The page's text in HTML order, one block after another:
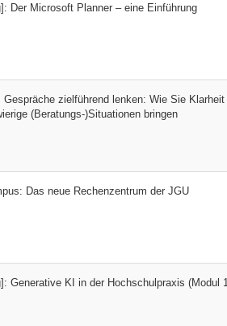
Der Microsoft Planner – eine Einführung
Gespräche zielführend lenken: Wie Sie Klarheit
(Beratungs-)Situationen bringen
Das neue Rechenzentrum der JGU
Generative KI in der Hochschulpraxis (Modul